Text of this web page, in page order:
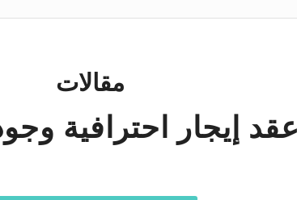
مقالات
إيجار احترافية